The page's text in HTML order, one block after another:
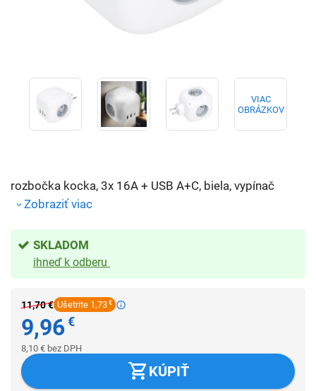
VIAC
OBRÁZKOV
rozbočka kocka, 3x 16A + USB A+C, biela, vypínač
Zobraziť viac
SKLADOM
ihneď k odberu
11,70€ Ušetrite 1,73 €
9,96€
8,10 € bez DPH
KÚPIŤ